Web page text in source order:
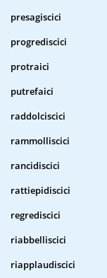
presagiscici
progrediscici
protraici
putrefaici
raddolciscici
rammolliscici
rancidiscici
rattiepidiscici
regrediscici
riabbelliscici
riapplaudiscici